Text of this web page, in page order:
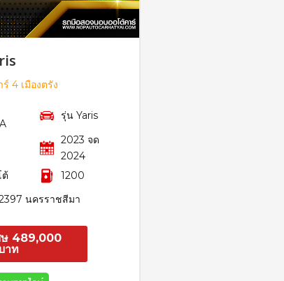
4 เมืองตรัง
รุ่น Yaris
2023 จด
2024
ต้
1200
นครราชสีมา
ษ 489,000
าท